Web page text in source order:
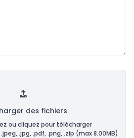
des fichiers
ou cliquez pour télécharger
.jpg, .pdf, .png, .zip (max 8.00MB)